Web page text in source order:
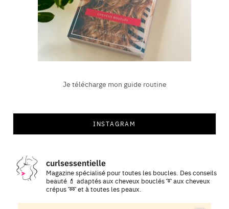
Je télécharge mon guide routine
INSTAGRAM
curlsessentielle
Magazine spécialisé pour toutes les boucles. Des conseils
beauté 💄 adaptés aux cheveux bouclés ➰ aux cheveux
crépus ➿ et à toutes les peaux.